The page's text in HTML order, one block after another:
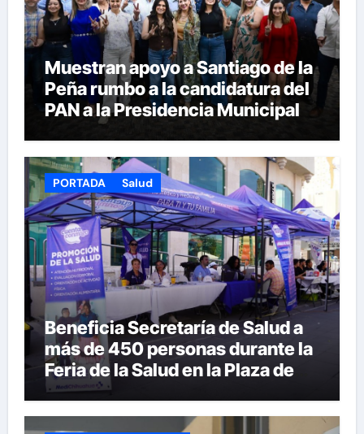
Muestran apoyo a Santiago de la
Peña rumbo a la candidatura del
PAN a la Presidencia Municipal
PORTADA Salud
Beneficia Secretaría de Salud a
más de 450 personas durante la
Feria de la Salud en la Plaza de
Armas